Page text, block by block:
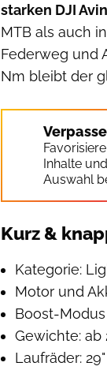
starken DJI
MTB als auch
Federweg und
Nm bleibt der
Inhalte
Auswahl
Kurz &
Kategorie:
Motor und
Boost-
Gewichte: ab
Laufräder: